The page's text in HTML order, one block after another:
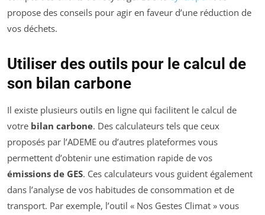
propose des conseils pour agir en faveur d’une réduction de
vos déchets.
Utiliser des outils pour le calcul de
son bilan carbone
Il existe plusieurs outils en ligne qui facilitent le calcul de
votre bilan carbone. Des calculateurs tels que ceux
proposés par l’ADEME ou d’autres plateformes vous
permettent d’obtenir une estimation rapide de vos
émissions de GES. Ces calculateurs vous guident également
dans l’analyse de vos habitudes de consommation et de
transport. Par exemple, l’outil « Nos Gestes Climat » vous